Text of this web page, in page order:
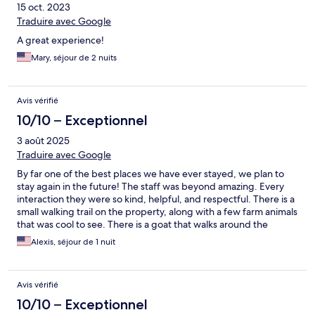
15 oct. 2023
Traduire avec Google
A great experience!
Mary, séjour de 2 nuits
Avis vérifié
10/10 – Exceptionnel
3 août 2025
Traduire avec Google
By far one of the best places we have ever stayed, we plan to
stay again in the future! The staff was beyond amazing. Every
interaction they were so kind, helpful, and respectful. There is a
small walking trail on the property, along with a few farm animals
that was cool to see. There is a goat that walks around the
property as well which was very fun to see. We loved the idea of
the wood fired hot tub and this was one of our favorites parts!
Alexis, séjour de 1 nuit
Avis vérifié
10/10 – Exceptionnel